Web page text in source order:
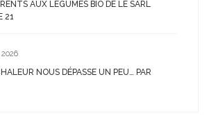
AUX LÉGUMES BIO DE LE SARL
21
NOUS DÉPASSE UN PEU… PAR